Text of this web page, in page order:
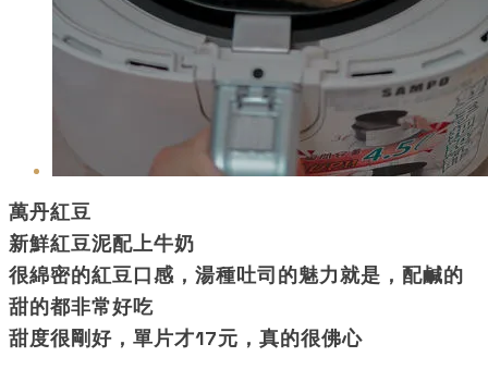
萬丹紅豆
新鮮紅豆泥配上牛奶
很綿密的紅豆口感，湯種吐司的魅力就是，配鹹的
甜的都非常好吃
甜度很剛好，單片才17元，真的很佛心